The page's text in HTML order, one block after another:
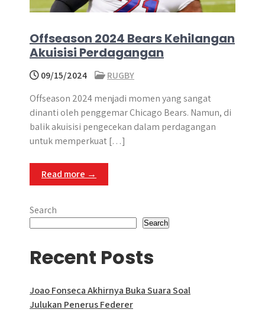
Offseason 2024 Bears Kehilangan
Akuisisi Perdagangan
09/15/2024
RUGBY
Offseason 2024 menjadi momen yang sangat
dinanti oleh penggemar Chicago Bears. Namun, di
balik akuisisi pengecekan dalam perdagangan
untuk memperkuat […]
Read more →
Search
Search
Recent Posts
Joao Fonseca Akhirnya Buka Suara Soal
Julukan Penerus Federer